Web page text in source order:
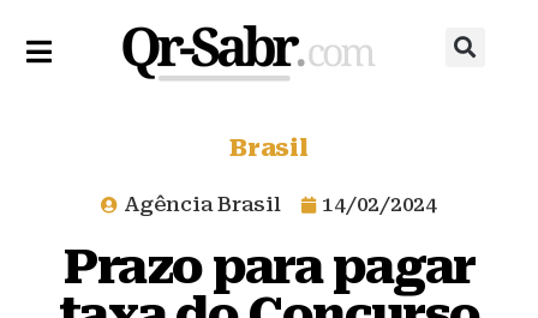
Brasil
Agência Brasil 14/02/2024
Prazo para pagar